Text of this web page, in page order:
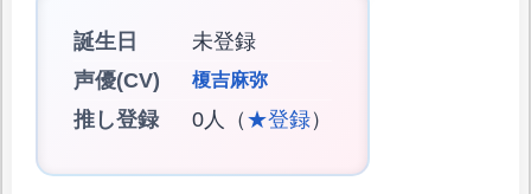
誕生日
未登録
声優(CV)
榎吉麻弥
推し登録 0人（ ★登録）